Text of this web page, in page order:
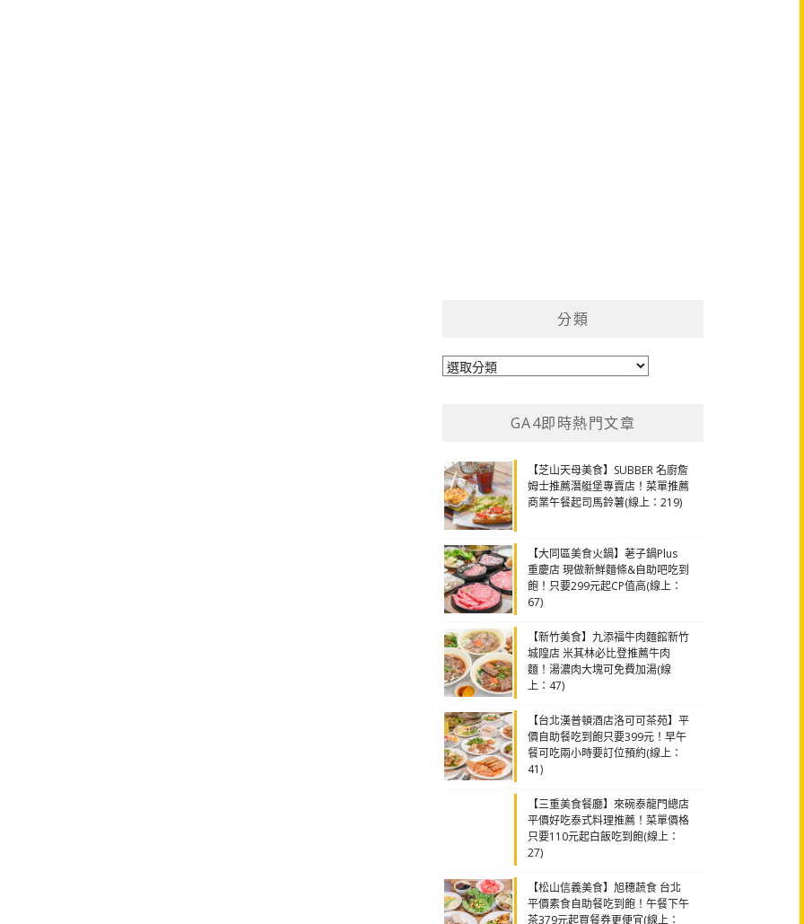
分類
分
GA4即時熱門文章
【芝山天母美食】SUBBER 名廚詹
姆士推薦潛艇堡專賣店！菜單推薦
商業午餐起司馬鈴薯(線上：219)
【大同區美食火鍋】荖子鍋Plus
重慶店 現做新鮮麵條&自助吧吃到
飽！只要299元起CP值高(線上：
67)
【新竹美食】九添福牛肉麵館新竹
城隍店 米其林必比登推薦牛肉
麵！湯濃肉大塊可免費加湯(線
上：47)
【台北漢普頓酒店洛可可茶苑】平
價自助餐吃到飽只要399元！早午
餐可吃兩小時要訂位預約(線上：
41)
【三重美食餐廳】來碗泰龍門總店
平價好吃泰式料理推薦！菜單價格
只要110元起白飯吃到飽(線上：
27)
【松山信義美食】旭穗蔬食 台北
平價素食自助餐吃到飽！午餐下午
茶379元起買餐券更便宜(線上：